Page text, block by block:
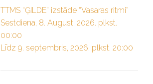
TTMS “ĢILDE” izstāde “Vasaras ritmi”
Sestdiena, 8. August, 2026. plkst.
00:00
Līdz 9. septembris, 2026. plkst. 20:00